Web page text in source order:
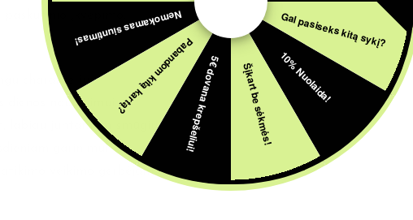
įkvėpimo.
charakteriu
dienos naudojimui
labiau juntamam smūgiui
garinimui
veikimo gerbėjams
Gal pasiseks kitą sykį?
10% Nuolaida!
Šįkart be sėkmės!
5€ dovana krepšeliui!
Pabandom kitą kartą?
Nemokamas siuntimas!